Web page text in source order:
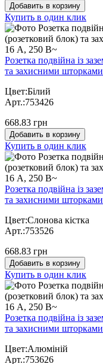
Добавить в корзину
Купить в один клик
Розетка подвійна із
та захисними
Цвет:Білий
Арт.:753426
668.83 грн
Добавить в корзину
Купить в один клик
Розетка подвійна із
та захисними
Цвет:Слонова кістка
Арт.:753526
668.83 грн
Добавить в корзину
Купить в один клик
Розетка подвійна із
та захисними
Цвет:Алюміній
Арт.:753626